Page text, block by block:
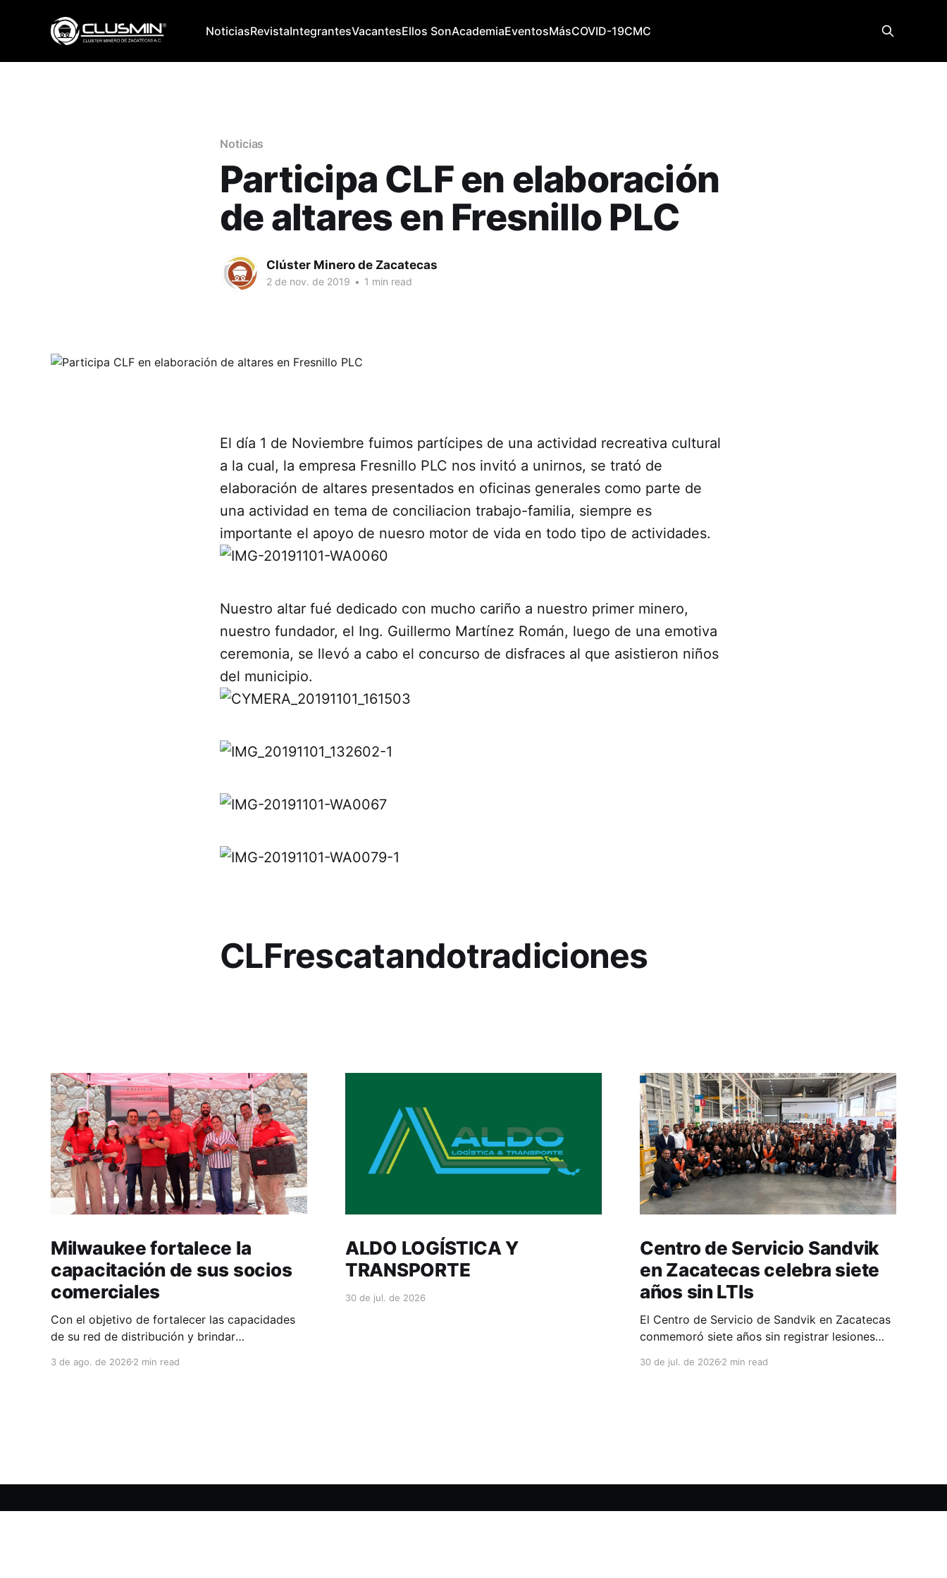
NoticiasRevistaIntegrantesVacantesEllos SonAcademiaEventosMásCOVID-19CMC
Noticias
Participa CLF en elaboración
de altares en Fresnillo PLC
Clúster Minero de Zacatecas
2 de nov. de 2019 • 1 min read
El día 1 de Noviembre fuimos partícipes de una actividad recreativa cultural
a la cual, la empresa Fresnillo PLC nos invitó a unirnos, se trató de
elaboración de altares presentados en oficinas generales como parte de
una actividad en tema de conciliacion trabajo-familia, siempre es
importante el apoyo de nuesro motor de vida en todo tipo de actividades.
Nuestro altar fué dedicado con mucho cariño a nuestro primer minero,
nuestro fundador, el Ing. Guillermo Martínez Román, luego de una emotiva
ceremonia, se llevó a cabo el concurso de disfraces al que asistieron niños
del municipio.
CLFrescatandotradiciones
Milwaukee fortalece la
capacitación de sus socios
comerciales
Con el objetivo de fortalecer las capacidades
de su red de distribución y brindar
desempeño comercial y técnico, Milwaukee
3 de ago. de 2026 2 min read
ALDO LOGÍSTICA Y
TRANSPORTE
30 de jul. de 2026
Centro de Servicio Sandvik
en Zacatecas celebra siete
años sin LTIs
El Centro de Servicio de Sandvik en Zacatecas
conmemoró siete años sin registrar lesiones
la consolidación de una cultura de seguridad
30 de jul. de 20262 min read